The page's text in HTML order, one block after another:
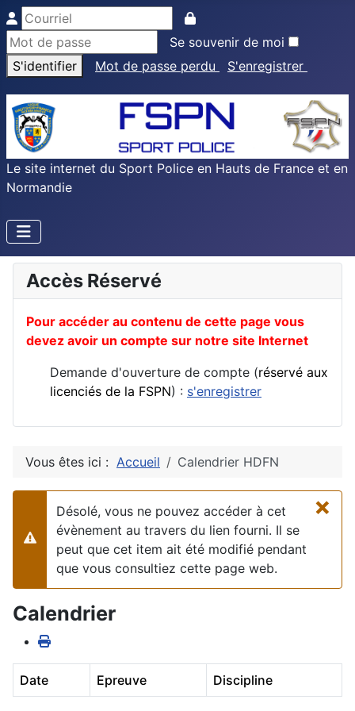
Se souvenir de moi
S'identifier
Mot de passe perdu S'enregistrer
Le site internet du Sport Police en Hauts de France et en
Normandie
Accès Réservé
Pour accéder au contenu de cette page vous
devez avoir un compte sur notre site Internet
Demande d'ouverture de compte (réservé aux
licenciés de la FSPN) : s'enregistrer
Vous êtes ici : Accueil Calendrier HDFN
×
Alerte
Désolé, vous ne pouvez accéder à cet
évènement au travers du lien fourni. Il se
peut que cet item ait été modifié pendant
que vous consultiez cette page web.
Calendrier
Date Epreuve Discipline